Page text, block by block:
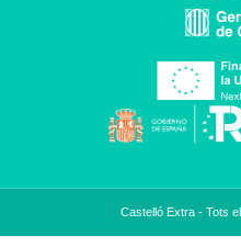
Castelló Extra - Tots